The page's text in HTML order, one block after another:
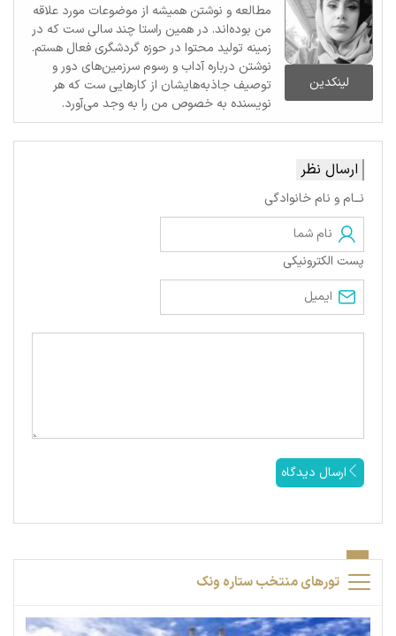
لینکدین
مطالعه و نوشتن همیشه از موضوعات مورد علاقه
من بوده‌اند. در همین راستا چند سالی ست که در
زمینه تولید محتوا در حوزه گردشگری فعال هستم.
نوشتن درباره آداب و رسوم سرزمین‌های دور و
توصیف جاذبه‌هایشان از کارهایی ست که هر
نویسنده به خصوص من را به وجد می‌آورد.
ارسال نظر
نــام و نام خانوادگی
پست الکترونیکی
ارسال دیدگاه
تورهای منتخب ستاره ونک